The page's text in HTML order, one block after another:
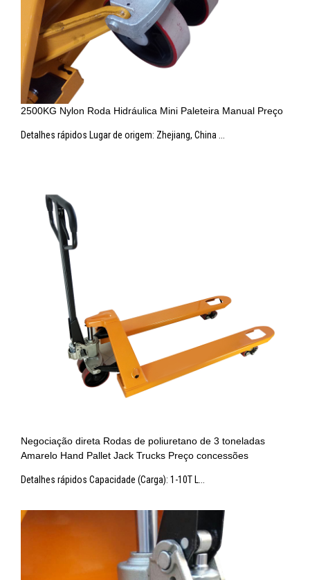
2500KG Nylon Roda Hidráulica Mini Paleteira Manual Preço
Detalhes rápidos Lugar de origem: Zhejiang, China ...
Negociação direta Rodas de poliuretano de 3 toneladas
Amarelo Hand Pallet Jack Trucks Preço concessões
Detalhes rápidos Capacidade (Carga): 1-10T L...